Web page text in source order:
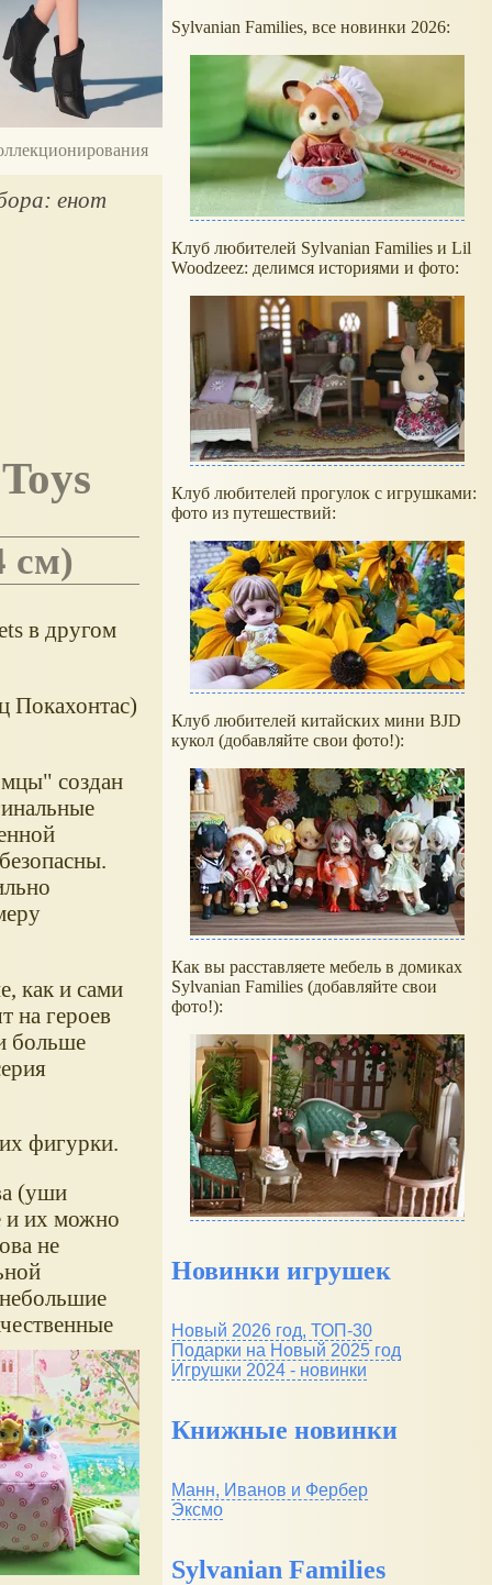
енот
см)
в другом
Покахонтас)
создан
как и сами
на героев
больше
фигурки.
(уши
и их можно
не
Sylvanian Families, все новинки 2026:
Клуб любителей Sylvanian Families и Lil
Woodzeez: делимся историями и фото:
Клуб любителей прогулок с игрушками:
фото из путешествий:
Клуб любителей китайских мини BJD
кукол (добавляйте свои фото!):
Как вы расставляете мебель в домиках
Sylvanian Families (добавляйте свои
фото!):
Новинки игрушек
Новый 2026 год, ТОП-30
Подарки на Новый 2025 год
Игрушки 2024 - новинки
Книжные новинки
Манн, Иванов и Фербер
Эксмо
Sylvanian Families